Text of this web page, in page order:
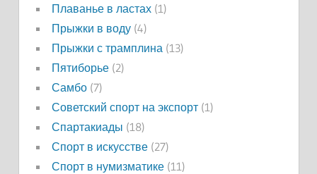
Плаванье в ластах(1)
Прыжки в воду(4)
Прыжки с трамплина (13)
Пятиборье(2)
Самбо(7)
Советский спорт на экспорт(1)
Спартакиады (18)
Спорт в искусстве(27)
Спорт в нумизматике(11)